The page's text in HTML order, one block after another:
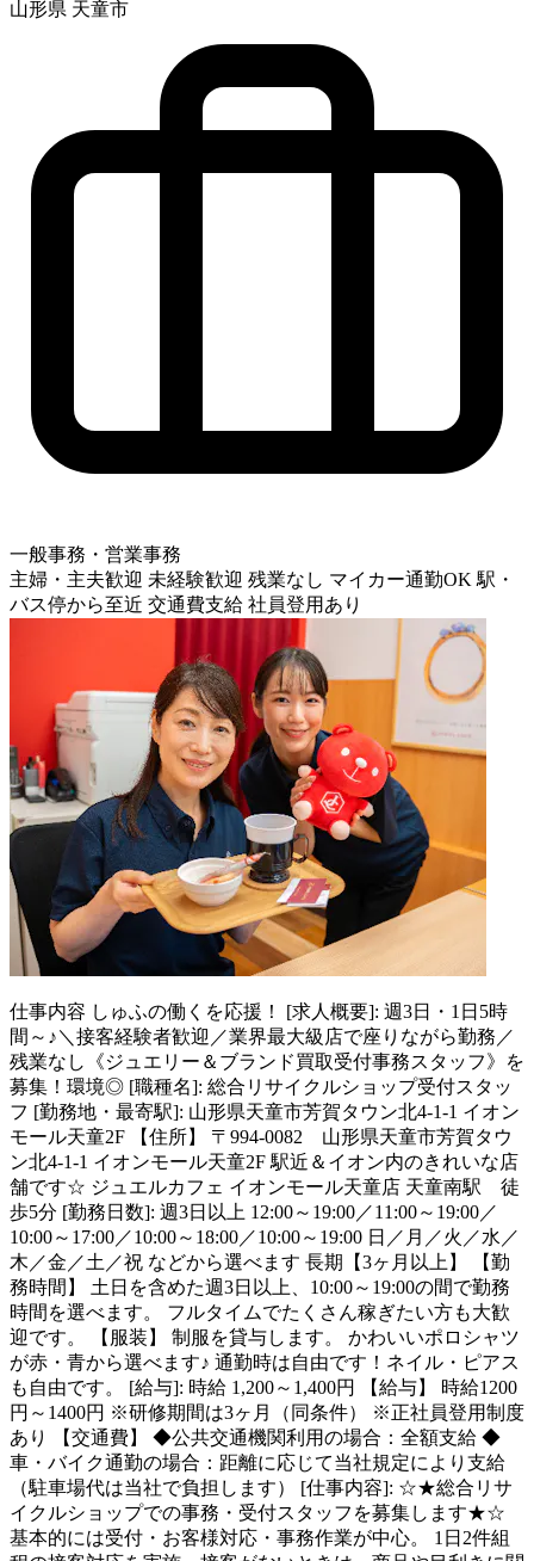
山形県 天童市
一般事務・営業事務
主婦・主夫歓迎 未経験歓迎 残業なし マイカー通勤OK 駅・
バス停から至近 交通費支給 社員登用あり
仕事内容 しゅふの働くを応援！ [求人概要]: 週3日・1日5時
間～♪＼接客経験者歓迎／業界最大級店で座りながら勤務／
残業なし《ジュエリー＆ブランド買取受付事務スタッフ》を
募集！環境◎ [職種名]: 総合リサイクルショップ受付スタッ
フ [勤務地・最寄駅]: 山形県天童市芳賀タウン北4-1-1 イオン
モール天童2F 【住所】 〒994-0082 山形県天童市芳賀タウ
ン北4-1-1 イオンモール天童2F 駅近＆イオン内のきれいな店
舗です☆ ジュエルカフェ イオンモール天童店 天童南駅 徒
歩5分 [勤務日数]: 週3日以上 12:00～19:00／11:00～19:00／
10:00～17:00／10:00～18:00／10:00～19:00 日／月／火／水／
木／金／土／祝 などから選べます 長期【3ヶ月以上】 【勤
務時間】 土日を含めた週3日以上、10:00～19:00の間で勤務
時間を選べます。 フルタイムでたくさん稼ぎたい方も大歓
迎です。 【服装】 制服を貸与します。 かわいいポロシャツ
が赤・青から選べます♪ 通勤時は自由です！ネイル・ピアス
も自由です。 [給与]: 時給 1,200～1,400円 【給与】 時給1200
円～1400円 ※研修期間は3ヶ月（同条件） ※正社員登用制度
あり 【交通費】 ◆公共交通機関利用の場合：全額支給 ◆
車・バイク通勤の場合：距離に応じて当社規定により支給
（駐車場代は当社で負担します） [仕事内容]: ☆★総合リサ
イクルショップでの事務・受付スタッフを募集します★☆
基本的には受付・お客様対応・事務作業が中心。 1日2件組